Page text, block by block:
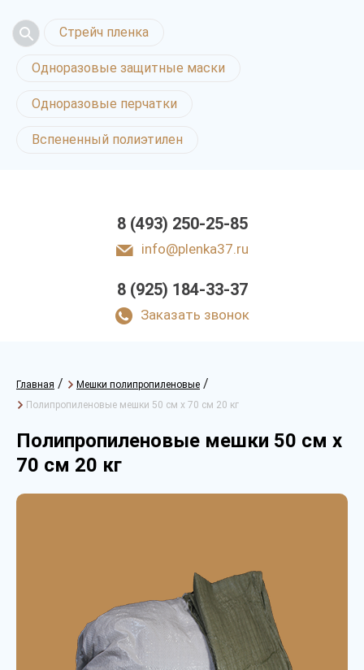
Стрейч пленка
Одноразовые защитные маски
Одноразовые перчатки
Вспененный полиэтилен
8 (493) 250-25-85
info@plenka37.ru
8 (925) 184-33-37
Заказать звонок
Главная / Мешки полипропиленовые /
Полипропиленовые мешки 50 см х 70 см 20 кг
Полипропиленовые мешки 50 см х
70 см 20 кг